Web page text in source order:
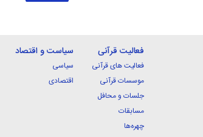
فعالیت قرآنی
فعالیت های قرآنی
موسسات قرآنی
جلسات و محافل
مسابقات
چهره‌ها
سیاست و اقتصاد
سیاسی
اقتصادی